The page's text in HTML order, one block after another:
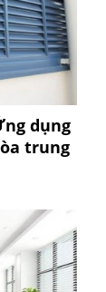
dụng
trung